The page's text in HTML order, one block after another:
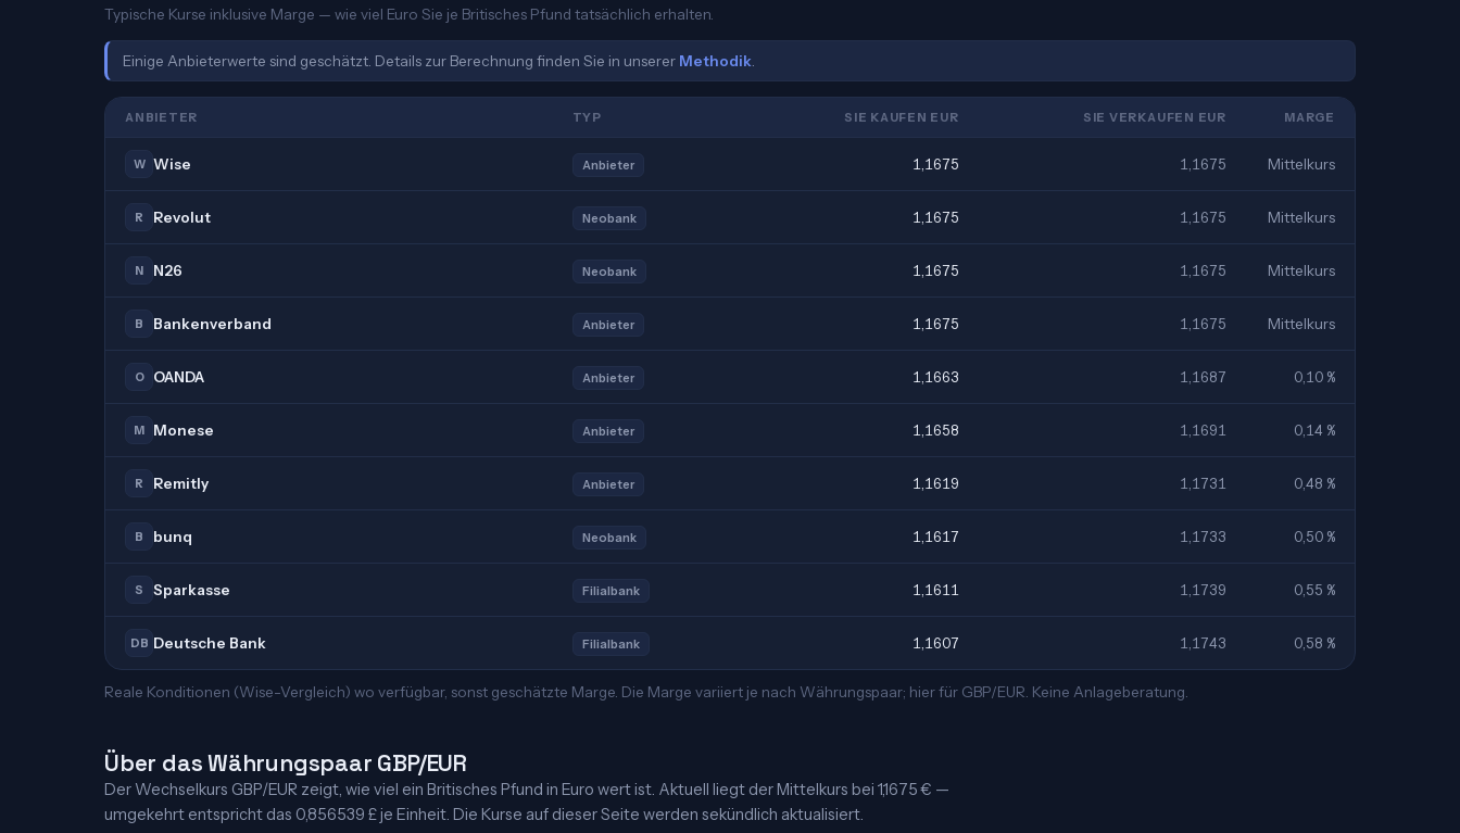
Typische Kurse inklusive Marge — wie viel Euro Sie je Britisches Pfund tatsächlich erhalten.
Einige Anbieterwerte sind geschätzt. Details zur Berechnung finden Sie in unserer Methodik
ANBIETER TYP SIE KAUFEN EUR SIE VERKAUFEN EUR MARGE
W Wise Anbieter 1,1675 1,1675 Mittelkurs
R Revolut Neobank 1,1675 1,1675 Mittelkurs
N N26 Neobank 1,1675 1,1675 Mittelkurs
B Bankenverband Anbieter 1,1675 1,1675 Mittelkurs
O OANDA Anbieter 1,1663 1,1687 0,10 %
M Monese Anbieter 1,1658 1,1691 0,14 %
R Remitly Anbieter 1,1619 1,1731 0,48 %
B bunq Neobank 1,1617 1,1733 0,50 %
S Sparkasse Filialbank 1,1611 1,1739 0,55 %
DB Deutsche Bank Filialbank 1,1607 1,1743 0,58 %
Reale Konditionen (Wise-Vergleich) wo verfügbar, sonst geschätzte Marge. Die Marge variiert je nach Währungspaar; hier für GBP/EUR. Keine Anlageberatung.
Über das Währungspaar GBP/EUR
Der Wechselkurs GBP/EUR zeigt, wie viel ein Britisches Pfund in Euro wert ist. Aktuell liegt der Mittelkurs bei 1,1675 € —
umgekehrt entspricht das 0,856539 £ je Einheit. Die Kurse auf dieser Seite werden sekündlich aktualisiert.